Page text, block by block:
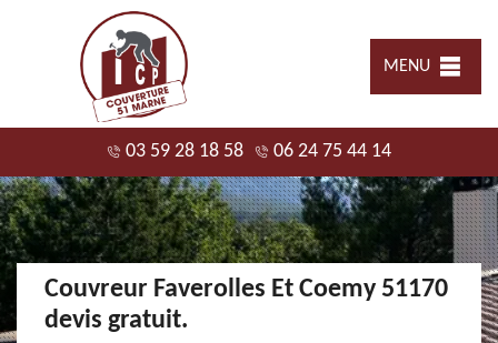
MENU
03 59 28 18 58 06 24 75 44 14
Couvreur Faverolles Et Coemy 51170
devis gratuit.